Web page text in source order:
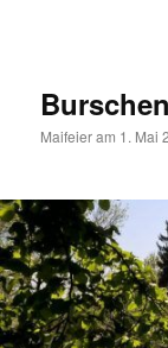
Maifeier am 1. Mai